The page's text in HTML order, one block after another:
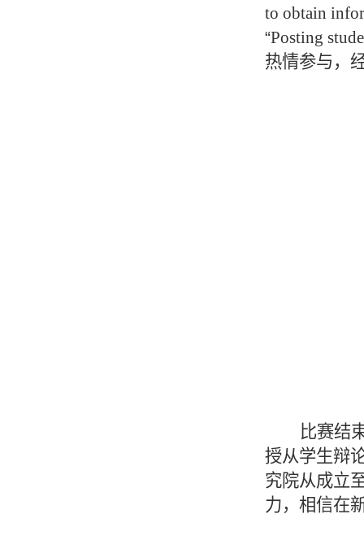
to obtain
“Posting
热情参与，
比赛结
授从学生辩
究院从成立
力，相信在